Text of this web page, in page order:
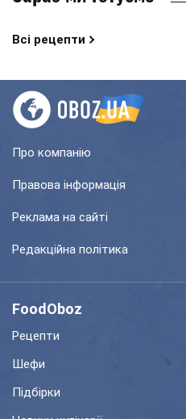
Всі рецепти
Про компанію
Правова інформація
Реклама на сайті
Редакційна політика
FoodOboz
Рецепти
Шефи
Підбірки